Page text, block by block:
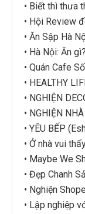
• Biết thì thưa
• Hội Review
• Ăn Sập Hà
• Hà Nội: Ăn
• Quán Cafe
• HEALTHY
• NGHIỆN
• NGHIỆN NHÀ
• YÊU BẾP
• Ở nhà vui
• Maybe We
• Đẹp Chanh Sả
• Nghiện
• Lập nghiệp